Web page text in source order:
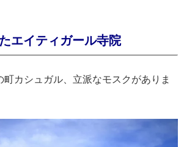
エイティガール寺院
町カシュガル、立派なモスクがありま